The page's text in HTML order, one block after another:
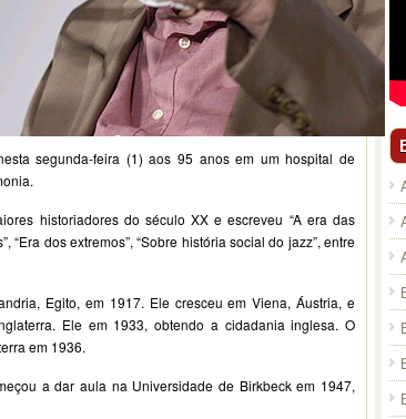
segunda-feira (1) aos 95 anos em um hospital de
historiadores do século XX e escreveu “A era das
“Era dos extremos”, “Sobre história social do jazz”, entre
Egito, em 1917. Ele cresceu em Viena, Áustria, e
Ele em 1933, obtendo a cidadania inglesa. O
em 1936.
a dar aula na Universidade de Birkbeck em 1947,